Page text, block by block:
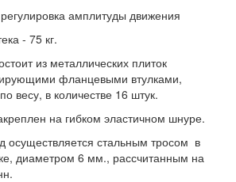
амплитуды движения
- 75 кг.
из металлических плиток
фланцевыми втулками,
весу, в количестве 16 штук.
на гибком эластичном шнуре.
осуществляется стальным тросом в
диаметром 6 мм., рассчитанным на